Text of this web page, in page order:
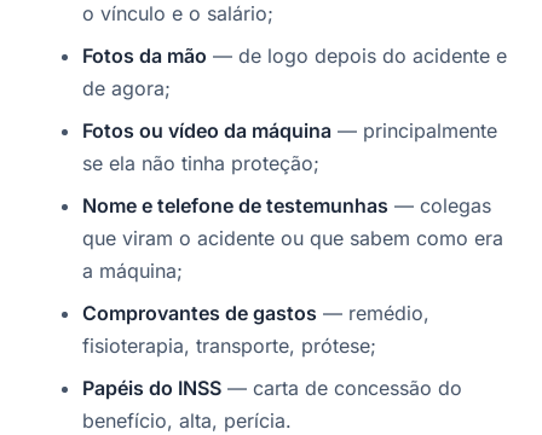
o vínculo e o salário;
Fotos da mão — de logo depois do acidente e
de agora;
Fotos ou vídeo da máquina — principalmente
se ela não tinha proteção;
Nome e telefone de testemunhas — colegas
que viram o acidente ou que sabem como era
a máquina;
Comprovantes de gastos — remédio,
fisioterapia, transporte, prótese;
Papéis do INSS — carta de concessão do
benefício, alta, perícia.